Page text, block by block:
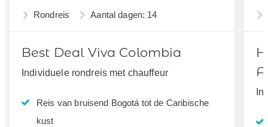
Rondreis Aantal dagen: 14
Best Deal Viva Colombia
Individuele rondreis met chauffeur
Reis van bruisend Bogotá tot de Caribische
kust